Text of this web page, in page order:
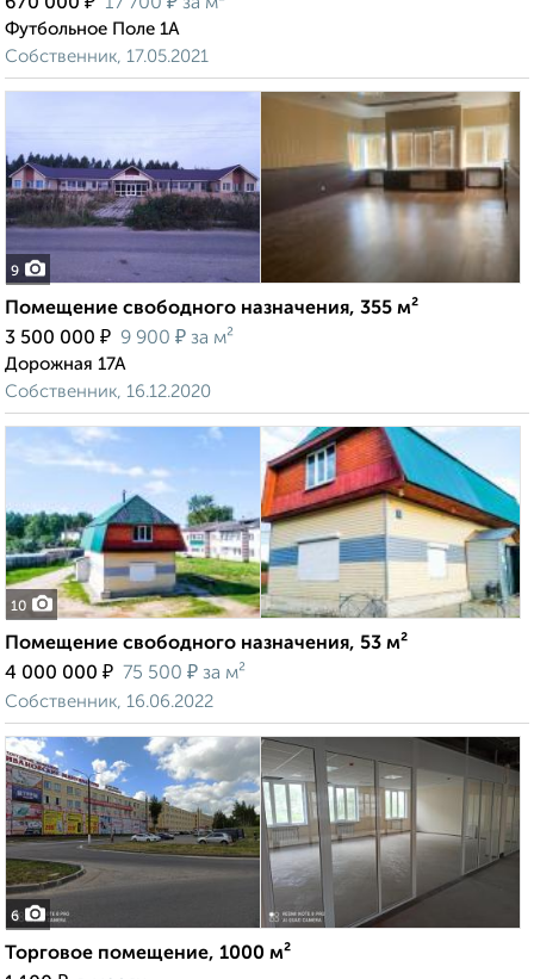
670 000
17 700 за м²
Футбольное Поле 1А
Собственник, 17.05.2021
9
Помещение свободного назначения, 355 м²
3 500 000 ₽ 9 900 ₽ за м²
Дорожная 17А
Собственник, 16.12.2020
10
Помещение свободного назначения, 53 м²
4 000 000 ₽ 75 500 ₽ за м²
Собственник, 16.06.2022
6
Торговое помещение, 1000 м²